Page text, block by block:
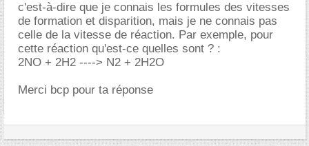
c'est-à-dire que je connais les formules des vitesses
de formation et disparition, mais je ne connais pas
celle de la vitesse de réaction. Par exemple, pour
cette réaction qu'est-ce quelles sont ? :
2NO + 2H2 ----> N2 + 2H2O
Merci bcp pour ta réponse